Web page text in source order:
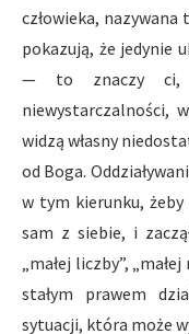
człowieka,
pokazują, że jedynie
— to znaczy ci,
niewystarczalności,
widzą własny
od Boga.
w tym kierunku, żeby
sam z siebie, i
„małej liczby”,
stałym prawem
sytuacji, która może